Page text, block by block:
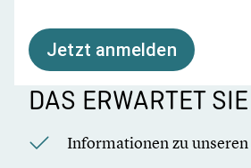
Jetzt anmelden
DAS ERWARTET SIE
Informationen zu